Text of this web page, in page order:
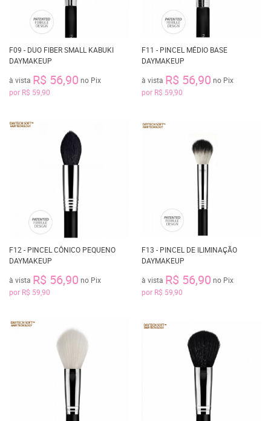
F09 - DUO FIBER SMALL KABUKI
DAYMAKEUP
à vista R$ 56,90 no Pix
por R$ 59,90
F11 - PINCEL MÉDIO BASE
DAYMAKEUP
à vista R$ 56,90 no Pix
por R$ 59,90
F12 - PINCEL CÔNICO PEQUENO
DAYMAKEUP
à vista R$ 56,90 no Pix
por R$ 59,90
F13 - PINCEL DE ILIMINAÇÃO
DAYMAKEUP
à vista R$ 56,90 no Pix
por R$ 59,90